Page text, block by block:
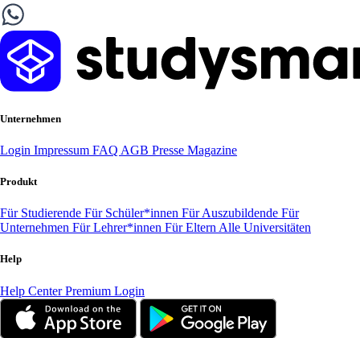
Unternehmen
Login Impressum FAQ AGB Presse Magazine
Produkt
Für Studierende Für Schüler*innen Für Auszubildende Für
Unternehmen Für Lehrer*innen Für Eltern Alle Universitäten
Help
Help CenterPremium Login